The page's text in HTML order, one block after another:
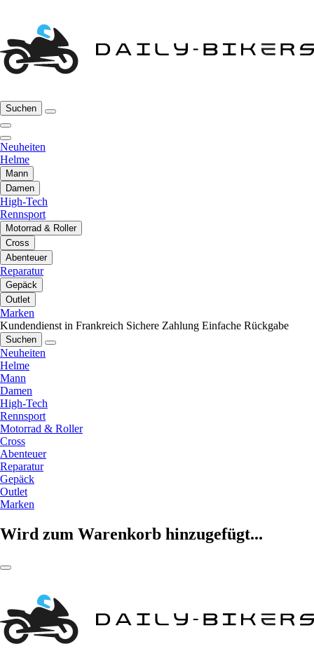
Suchen
Neuheiten
Helme
Mann
Damen
High-Tech
Rennsport
Motorrad & Roller
Cross
Abenteuer
Reparatur
Gepäck
Outlet
Marken
Kundendienst in Frankreich Sichere Zahlung Einfache Rückgabe
Suchen
Neuheiten
Helme
Mann
Damen
High-Tech
Rennsport
Motorrad & Roller
Cross
Abenteuer
Reparatur
Gepäck
Outlet
Marken
Wird zum Warenkorb hinzugefügt...